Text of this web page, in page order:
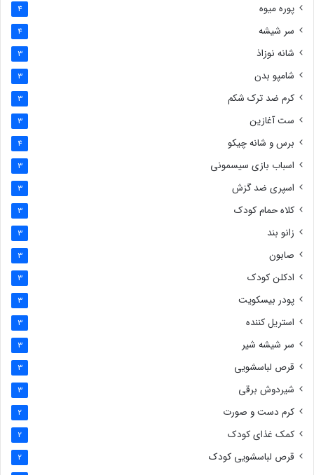
پوره میوه 4
سر شیشه 4
شانه نوزاذ 3
شامپو بدن 3
کرم ضد ترک شکم 3
ست آغازین 3
برس و شانه چیکو 4
اسباب بازی سیسمونی 3
اسپری ضد گزش 3
کلاه حمام کودک 3
زانو بند 3
صابون 3
ادکلن کودک 3
پودر بیسکویت 3
استریل کننده 3
سر شیشه شیر 3
قرص لباسشویی 3
شیردوش برقی 3
کرم دست و صورت 2
کمک غذای کودک 2
قرص لباسشویی کودک 2